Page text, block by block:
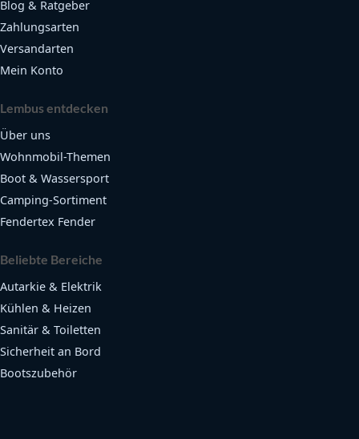
Blog & Ratgeber
Zahlungsarten
Versandarten
Mein Konto
Lembus entdecken
Über uns
Wohnmobil-Themen
Boot & Wassersport
Camping-Sortiment
Fendertex Fender
Beliebte Bereiche
Autarkie & Elektrik
Kühlen & Heizen
Sanitär & Toiletten
Sicherheit an Bord
Bootszubehör